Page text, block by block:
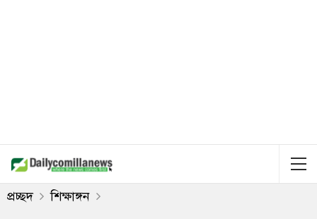
প্রচ্ছদ শিক্ষাঙ্গন